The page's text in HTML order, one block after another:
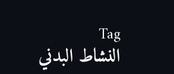
Tag
النشاط البدني